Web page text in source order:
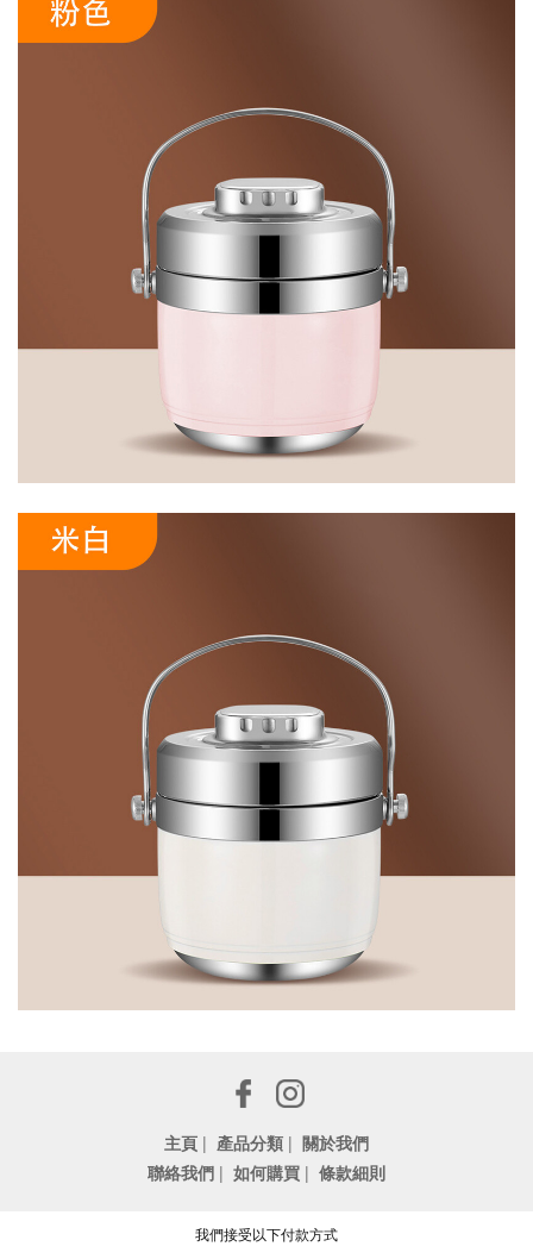
主頁 | 產品分類 | 關於我們
聯絡我們 | 如何購買 | 條款細則
我們接受以下付款方式